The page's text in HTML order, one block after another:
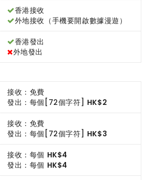
香港接收
外地接收（手機要開啟數據漫遊）
香港發出
外地發出
接收：免費
發出：每個[72個字符] HK$2
接收：免費
發出：每個[72個字符] HK$3
接收：每個 HK$4
發出：每個 HK$4